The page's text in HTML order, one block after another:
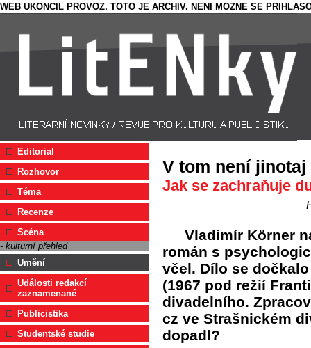
WEB UKONCIL PROVOZ. TOTO JE ARCHIV. NENI MOZNE SE
Editorial
Rozhovor
Téma
Recenze
Scéna
- kulturní přehled
Umění
Události redakcí
zaznamenané
Publicistika
Studentské studie
V tom není jinotaj
Jak se zachraňuje
Vladimír Körner
román s
včel. Dílo se
(1967 pod režií
divadelního.
cz ve Strašnickém
dopadl?